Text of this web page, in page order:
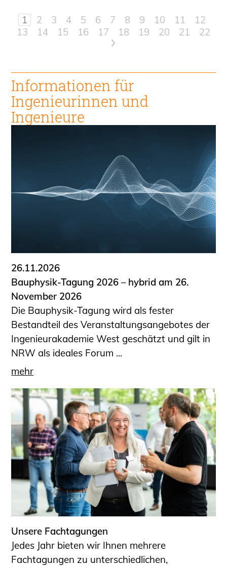
1 2 3 4 5 6 7 8 9 10 11
12
13
14 15 16 17 18 19 20 21
22
>
Informationen für
Ingenieurinnen und
Ingenieure
26.11.2026
Bauphysik-Tagung 2026 – hybrid am 26.
November 2026
Die Bauphysik-Tagung wird als fester
Bestandteil des Veranstaltungsangebotes der
Ingenieurakademie West geschätzt und gilt in
NRW als ideales Forum ...
mehr
Unsere Fachtagungen
Jedes Jahr bieten wir Ihnen mehrere
Fachtagungen zu unterschiedlichen,